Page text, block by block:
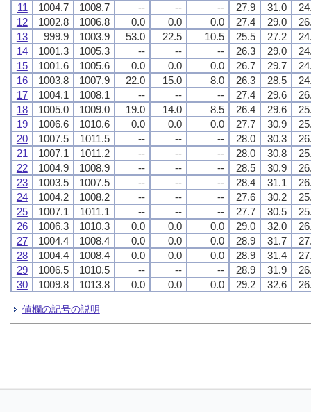
11
1004.7 1008.7 -- -- -- 27.9 31.0
12
1002.8 1006.8 0.0 0.0 0.0 27.4 29.0
13
999.9 1003.9 53.0 22.5 10.5 25.5 27.2
14
1001.3 1005.3 -- -- -- 26.3 29.0
15
1001.6 1005.6 0.0 0.0 0.0 26.7 29.7
16
1003.8 1007.9 22.0 15.0 8.0 26.3 28.5
17
1004.1 1008.1 -- -- -- 27.4 29.6
18
1005.0 1009.0 19.0 14.0 8.5 26.4 29.6
19
1006.6 1010.6 0.0 0.0 0.0 27.7 30.9
20
1007.5 1011.5 -- -- -- 28.0 30.3
21
1007.1 1011.2 -- -- -- 28.0 30.8
22
1004.9 1008.9 -- -- -- 28.5 30.9
23
1003.5 1007.5 -- -- -- 28.4 31.1
24
1004.2 1008.2 -- -- -- 27.6 30.2
25
1007.1 1011.1 -- -- -- 27.7 30.5
26
1006.3 1010.3 0.0 0.0 0.0 29.0 32.0
27
1004.4 1008.4 0.0 0.0 0.0 28.9 31.7
28
1004.4 1008.4 0.0 0.0 0.0 28.9 31.4
29
1006.5 1010.5 -- -- -- 28.9 31.9
30
1009.8 1013.8 0.0 0.0 0.0 29.2 32.6
値欄の記号の説明